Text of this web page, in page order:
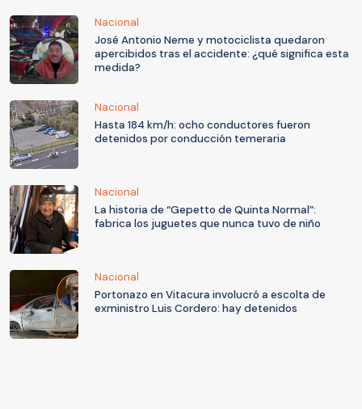
Nacional
José Antonio Neme y motociclista quedaron
apercibidos tras el accidente: ¿qué significa esta
medida?
Nacional
Hasta 184 km/h: ocho conductores fueron
detenidos por conducción temeraria
Nacional
La historia de “Gepetto de Quinta Normal”:
fabrica los juguetes que nunca tuvo de niño
Nacional
Portonazo en Vitacura involucró a escolta de
exministro Luis Cordero: hay detenidos